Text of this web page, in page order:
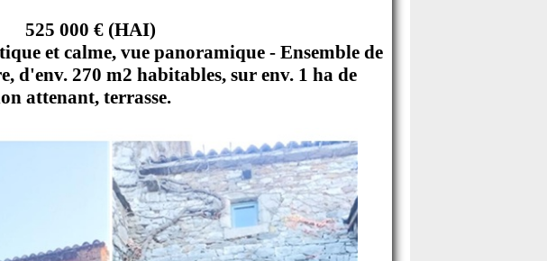
525 000 € (HAI)
et calme, vue panoramique - Ensemble de
d'env. 270 m2 habitables, sur env. 1 ha de
attenant, terrasse.